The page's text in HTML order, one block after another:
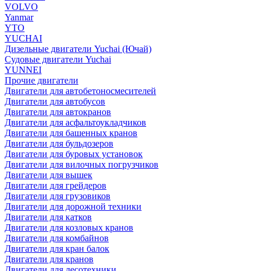
VOLVO
Yanmar
YTO
YUCHAI
Дизельные двигатели Yuchai (Ючай)
Судовые двигатели Yuchai
YUNNEI
Прочие двигатели
Двигатели для автобетоносмесителей
Двигатели для автобусов
Двигатели для автокранов
Двигатели для асфальтоукладчиков
Двигатели для башенных кранов
Двигатели для бульдозеров
Двигатели для буровых установок
Двигатели для вилочных погрузчиков
Двигатели для вышек
Двигатели для грейдеров
Двигатели для грузовиков
Двигатели для дорожной техники
Двигатели для катков
Двигатели для козловых кранов
Двигатели для комбайнов
Двигатели для кран балок
Двигатели для кранов